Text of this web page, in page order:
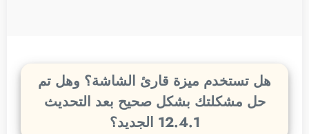
هل تستخدم ميزة قارئ الشاشة؟ وهل تم
حل مشكلتك بشكل صحيح بعد التحديث
12.4.1 الجديد؟